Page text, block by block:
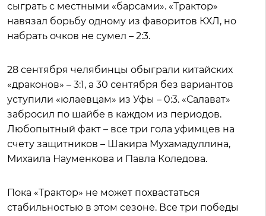
сыграть с местными «барсами». «Трактор»
навязал борьбу одному из фаворитов КХЛ, но
набрать очков не сумел – 2:3.
28 сентября челябинцы обыграли китайских
«драконов» – 3:1, а 30 сентября без вариантов
уступили «юлаевцам» из Уфы – 0:3. «Салават»
забросил по шайбе в каждом из периодов.
Любопытный факт – все три гола уфимцев на
счету защитников – Шакира Мухамадуллина,
Михаила Науменкова и Павла Коледова.
Пока «Трактор» не может похвастаться
стабильностью в этом сезоне. Все три победы